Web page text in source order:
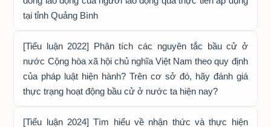
tại tỉnh Quảng Bình
[Tiểu luận 2022] Phân tích các nguyên tắc bầu cử ở
nước Cộng hòa xã hội chủ nghĩa Việt Nam theo quy định
của pháp luật hiện hành? Trên cơ sở đó, hãy đánh giá
thực trạng hoạt động bầu cử ở nước ta hiện nay?
[Tiểu luận 2024] Tìm hiểu về nhận thức và thực hiện